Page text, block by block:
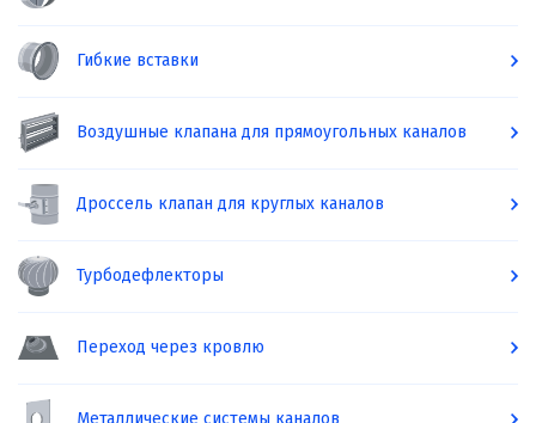
Гибкие вставки
Воздушные клапана для прямоугольных каналов
Дроссель клапан для круглых каналов
Турбодефлекторы
Переход через кровлю
Металлические системы каналов